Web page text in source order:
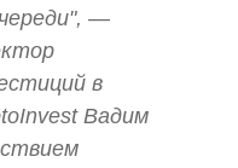
—
в
Вадим